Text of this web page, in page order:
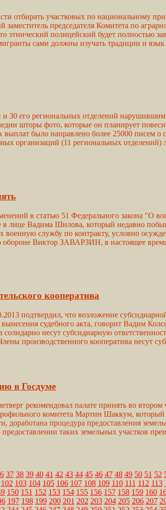
отбирать участковых по национальному
председателя Комитета по
полицейский будет полностью
сами должны изучать традиции и язык
30 его региональных отделений
шторы фото, которые он планирует
было направлено более 25000 писем о
организаций (11 региональных
в статью 51 Федерального закона "О
Вадима Шилова, который недавно
службу по контракту, условно
Виктор ЗАВАРЗИН, в настоящее время
кооператива
подтвердил, что возложение
судебного акта, говорит Вадим
несут субсидиарную
производственного кооператива несут
в Госдуме
рекомендовал палате принять во втором
комитета Мартин Шаккум,
доработана процедура предоставления
таких земельных участков
37 38 39 40 41 42 43 44 45 46 47 48 49 50 51 52
102 103 104 105 106 107 108 109 110 111 112 113
150 151 152 153 154 155 156 157 158 159 160
197 198 199 200 201 202 203 204 205 206 207